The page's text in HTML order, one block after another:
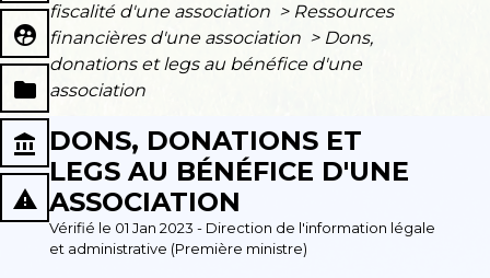
supervised_user_circle
folder
account_balance
report_problem
fiscalité d'une association > Ressources
financières d'une association > Dons,
donations et legs au bénéfice d'une
association
DONS, DONATIONS ET
LEGS AU BÉNÉFICE D'UNE
ASSOCIATION
Vérifié le 01 Jan 2023 - Direction de l'information légale
et administrative (Première ministre)